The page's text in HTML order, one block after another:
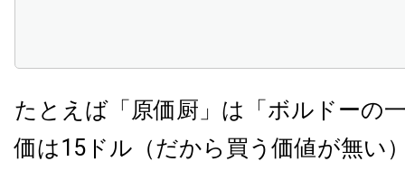
たとえば「原価厨」は「ボルドーの
価は15ドル（だから買う価値が無い